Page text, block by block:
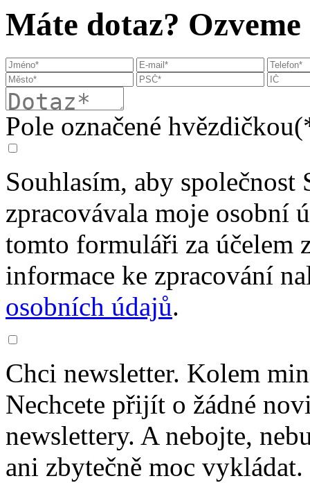
Máte dotaz? Ozveme
Pole označené
Souhlasím, aby společnost
zpracovávala moje osobní
tomto formuláři za účelem
informace ke zpracování
osobních údajů.
Chci newsletter. Kolem
Nechcete přijít o žádné
newslettery. A nebojte,
ani zbytečně moc vykládat.